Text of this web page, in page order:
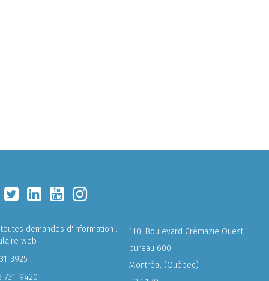
demandes d'information :
web
3925
731-9420
110, Boulevard Crémazie Ouest,
bureau 600
Montréal (Québec)